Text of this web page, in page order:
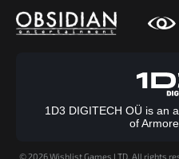
1D3 DIGITECH OÜ is an
of
© 2026 Wishlist Games LTD. All rights